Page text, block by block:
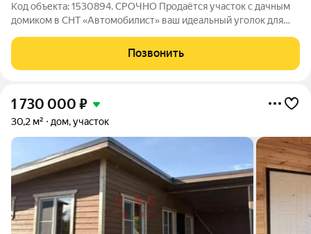
Код объекта: 1530894. СРОЧНО Продаётся участок с дачным
домиком в СНТ «Автомобилист» ваш идеальный уголок для
идеально подходит для тех, кто ценит спокойствие и
уединение: участок находится в
Позвонить
1 730 000 ₽
30,2 м² дом, участок